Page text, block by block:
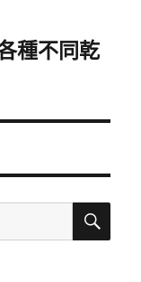
種不同乾
搜